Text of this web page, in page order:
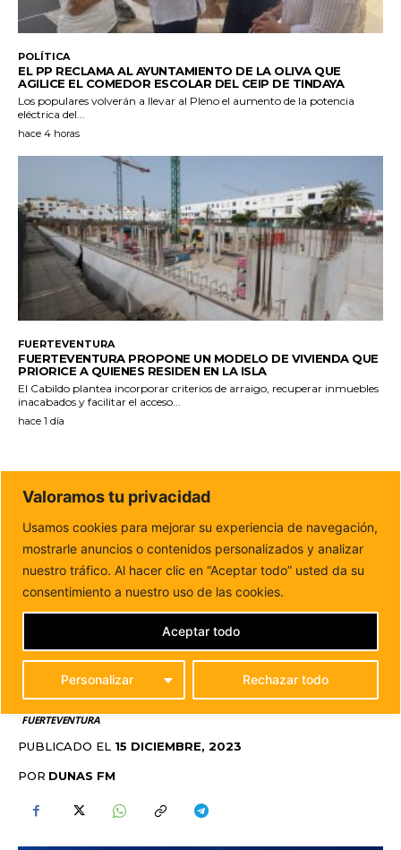
POLÍTICA
EL PP RECLAMA AL AYUNTAMIENTO DE LA OLIVA QUE
AGILICE EL COMEDOR ESCOLAR DEL CEIP DE TINDAYA
Los populares volverán a llevar al Pleno el aumento de la potencia
eléctrica del...
hace 4 horas
FUERTEVENTURA
FUERTEVENTURA PROPONE UN MODELO DE VIVIENDA QUE
PRIORICE A QUIENES RESIDEN EN LA ISLA
El Cabildo plantea incorporar criterios de arraigo, recuperar inmuebles
inacabados y facilitar el acceso...
hace 1 día